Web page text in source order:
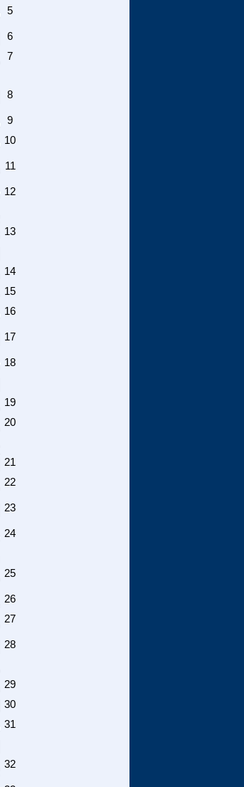
5
6
7
8
9
10
11
12
13
14
15
16
17
18
19
20
21
22
23
24
25
26
27
28
29
30
31
32